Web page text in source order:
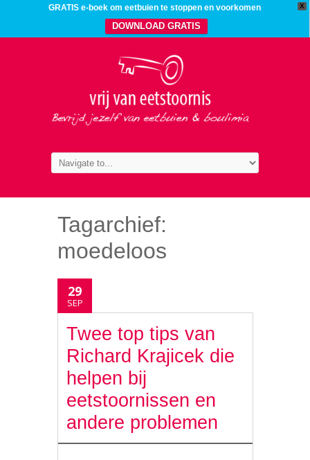
X
GRATIS e-boek om eetbuien te stoppen en voorkomen
DOWNLOAD GRATIS
Tagarchief:
moedeloos
29
SEP
Twee top tips van
Richard Krajicek die
helpen bij
eetstoornissen en
andere problemen